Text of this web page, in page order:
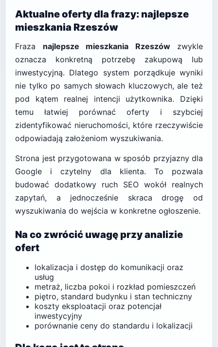
Aktualne oferty dla frazy: najlepsze
mieszkania Rzeszów
Fraza najlepsze mieszkania Rzeszówzwykle
oznacza konkretną potrzebę zakupową lub
inwestycyjną. Dlatego system porządkuje wyniki
nie tylko po samych słowach kluczowych, ale też
pod kątem realnej intencji użytkownika. Dzięki
temu łatwiej porównać oferty i szybciej
zidentyfikować nieruchomości, które rzeczywiście
odpowiadają założeniom wyszukiwania.
Strona jest przygotowana w sposób przyjazny dla
Google i czytelny dla klienta. To pozwala
budować dodatkowy ruch SEO wokół realnych
zapytań, a jednocześnie skraca drogę od
wyszukiwania do wejścia w konkretne ogłoszenie.
Na co zwrócić uwagę przy analizie
ofert
lokalizacja i dostęp do komunikacji oraz
usług
metraż, liczba pokoi i rozkład pomieszczeń
piętro, standard budynku i stan techniczny
koszty eksploatacji oraz potencjał
inwestycyjny
porównanie ceny do standardu i lokalizacji